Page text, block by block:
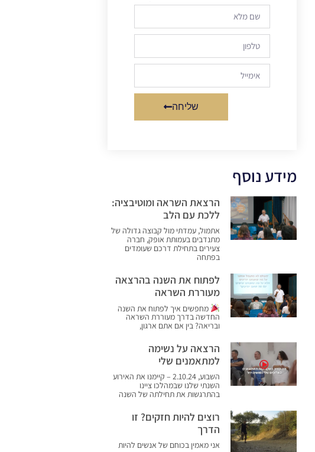
שליחה
מידע נוסף
הרצאת השראה ומוטיבציה:
ללכת עם הלב
אתמול, עמדתי מול קבוצה גדולה של
מתנדבים בעמותת אופק, חברה
צעירים בתחילת דרכם שעומדים
בפתחה
לפתוח את השנה בהרצאה
מעוררת השראה
מחפשים איך לפתוח את השנה
החדשה בדרך מעוררת השראה
ובריאה? בין אם אתם ארגון,
הרצאה על נשימה
למתאמנים שלי
השבוע, 2.10.24 – קיימנו את האירוע
השנתי שלנו שבמהלכו ציינו
בהתרגשות את תחילתה של השנה
רוצים להיות חזקים? זו
הדרך
אני מאמין בכוחם של אנשים להיות